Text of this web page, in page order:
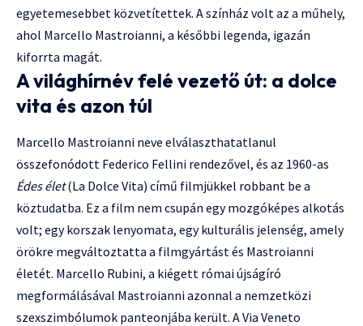
egyetemesebbet közvetítettek. A színház volt az a műhely,
ahol Marcello Mastroianni, a későbbi legenda, igazán
kiforrta magát.
A világhírnév felé vezető út: a dolce
vita és azon túl
Marcello Mastroianni neve elválaszthatatlanul
összefonódott Federico Fellini rendezővel, és az 1960-as
Édes élet(La Dolce Vita) című filmjükkel robbant be a
köztudatba. Ez a film nem csupán egy mozgóképes alkotás
volt; egy korszak lenyomata, egy kulturális jelenség, amely
örökre megváltoztatta a filmgyártást és Mastroianni
életét. Marcello Rubini, a kiégett római újságíró
megformálásával Mastroianni azonnal a nemzetközi
szexszimbólumok panteonjába került. A Via Veneto